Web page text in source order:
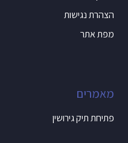
הצהרת נגישות
מפת אתר
מאמרים
פתיחת תיק גירושין